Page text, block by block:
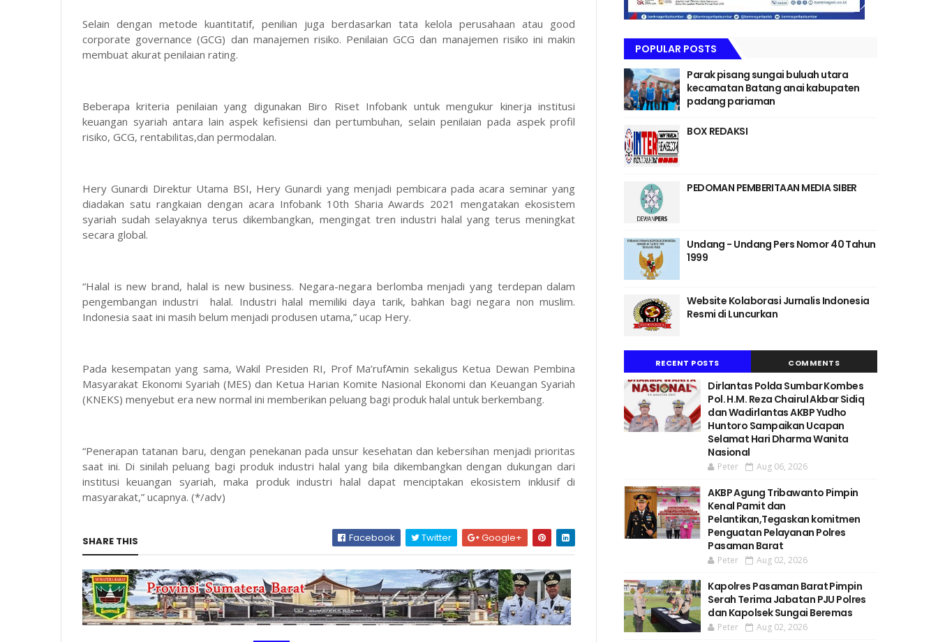
Selain dengan metode kuantitatif, penilian juga berdasarkan tata kelola perusahaan atau good
corporate governance (GCG) dan manajemen risiko. Penilaian GCG dan manajemen risiko ini makin
membuat akurat penilaian rating.
Beberapa kriteria penilaian yang digunakan Biro Riset Infobank untuk mengukur kinerja institusi
keuangan syariah antara lain aspek kefisiensi dan pertumbuhan, selain penilaian pada aspek profil
risiko, GCG, rentabilitas,dan permodalan.
Hery Gunardi Direktur Utama BSI, Hery Gunardi yang menjadi pembicara pada acara seminar yang
diadakan satu rangkaian dengan acara Infobank 10th Sharia Awards 2021 mengatakan ekosistem
syariah sudah selayaknya terus dikembangkan, mengingat tren industri halal yang terus meningkat
secara global.
“Halal is new brand, halal is new business. Negara-negara berlomba menjadi yang terdepan dalam
pengembangan industri halal. Industri halal memiliki daya tarik, bahkan bagi negara non muslim.
Indonesia saat ini masih belum menjadi produsen utama,” ucap Hery.
Pada kesempatan yang sama, Wakil Presiden RI, Prof Ma’rufAmin sekaligus Ketua Dewan Pembina
Masyarakat Ekonomi Syariah (MES) dan Ketua Harian Komite Nasional Ekonomi dan Keuangan Syariah
(KNEKS) menyebut era new normal ini memberikan peluang bagi produk halal untuk berkembang.
“Penerapan tatanan baru, dengan penekanan pada unsur kesehatan dan kebersihan menjadi prioritas
saat ini. Di sinilah peluang bagi produk industri halal yang bila dikembangkan dengan dukungan dari
institusi keuangan syariah, maka produk industri halal dapat menciptakan ekosistem inklusif di
masyarakat,” ucapnya. (*/adv)
SHARE THIS Facebook Twitter Google+
POPULAR POSTS
Parak pisang sungai buluah utara
kecamatan Batang anai kabupaten
padang pariaman
BOX REDAKSI
PEDOMAN PEMBERITAAN MEDIA SIBER
Undang - Undang Pers Nomor 40 Tahun
1999
Website Kolaborasi Jurnalis Indonesia
Resmi di Luncurkan
RECENT POSTS COMMENTS
Dirlantas Polda Sumbar Kombes
Pol. H.M. Reza Chairul Akbar Sidiq
dan Wadirlantas AKBP Yudho
Huntoro Sampaikan Ucapan
Selamat Hari Dharma Wanita
Nasional
Peter Aug 06, 2026
AKBP Agung Tribawanto Pimpin
Kenal Pamit dan
Pelantikan,Tegaskan komitmen
Penguatan Pelayanan Polres
Pasaman Barat
Peter Aug 02, 2026
Kapolres Pasaman Barat Pimpin
Serah Terima Jabatan PJU Polres
dan Kapolsek Sungai Beremas
Peter Aug 02, 2026